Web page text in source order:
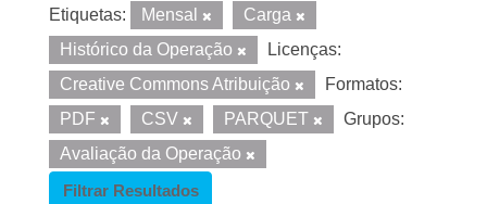
Etiquetas: Mensal
Carga
Histórico da Operação
Licenças:
Creative Commons Atribuição
Formatos:
PDF
CSV PARQUET
Grupos:
Avaliação da Operação
Filtrar Resultados